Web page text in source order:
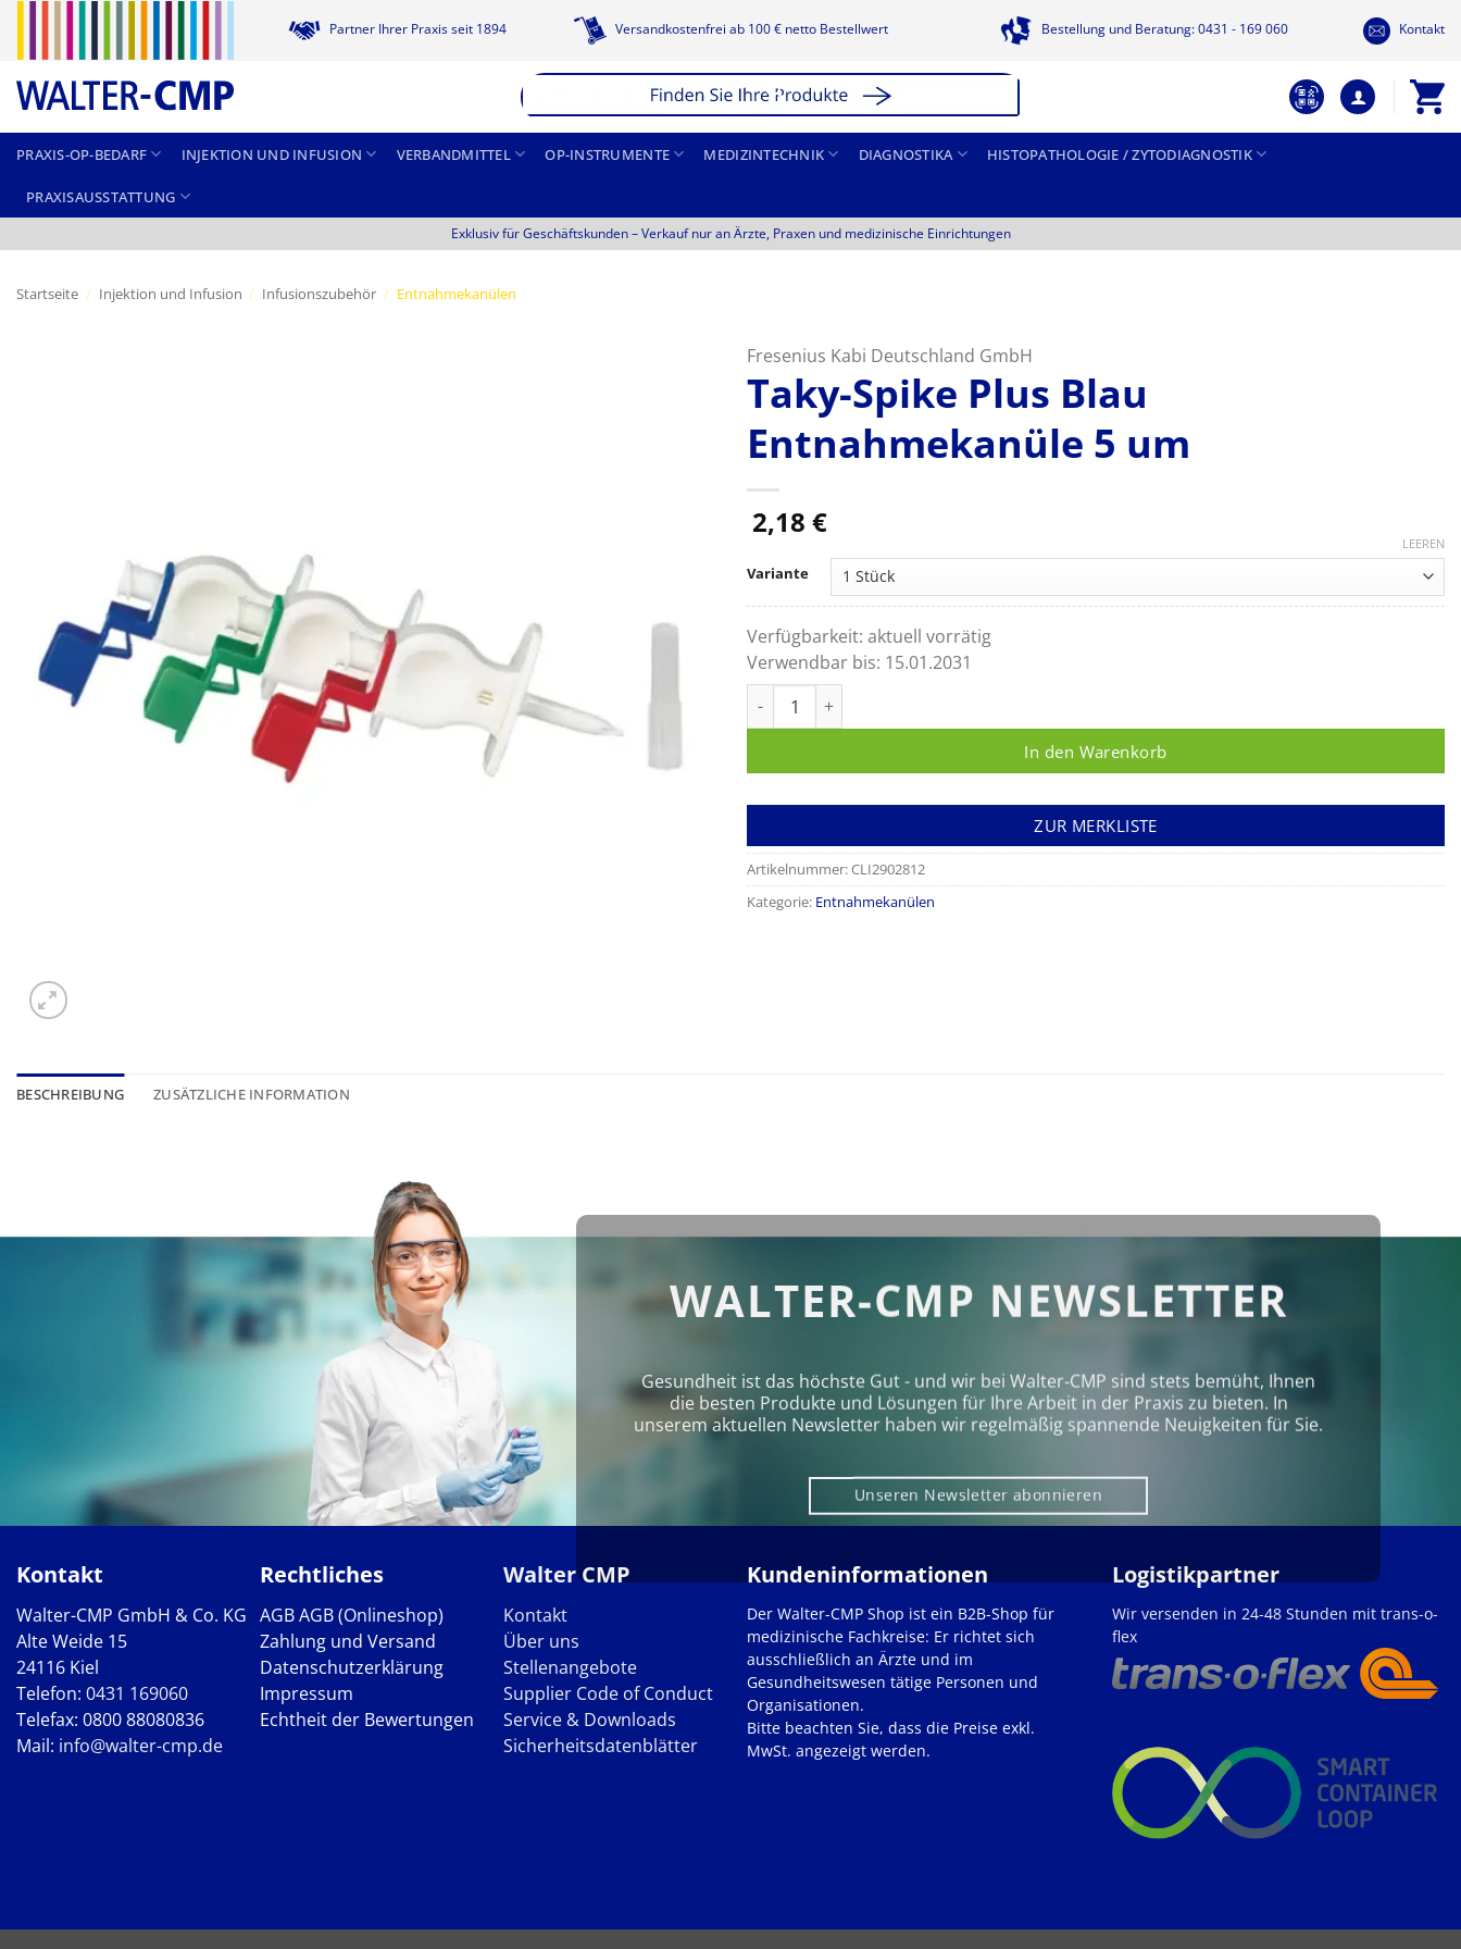
springen
Partner Ihrer Praxis seit 1894 Versandkostenfrei ab 100 € netto Bestellwert Bestellung und Beratung: 0431 - 169 060 Kontakt
PRAXIS-OP-BEDARF INJEKTION UND INFUSION VERBANDMITTEL OP-INSTRUMENTE MEDIZINTECHNIK DIAGNOSTIKA HISTOPATHOLOGIE / ZYTODIAGNOSTIK
PRAXISAUSSTATTUNG
Exklusiv für Geschäftskunden –Verkauf nur an Ärzte, Praxen und medizinische Einrichtungen
Startseite / Injektion und Infusion / Infusionszubehör / Entnahmekanülen
Fresenius Kabi Deutschland GmbH
Taky-Spike Plus Blau
Entnahmekanüle 5 um
2,18 €
Variante
LEEREN
Verfügbarkeit: aktuell vorrätig
Verwendbar bis: 15.01.2031
In den Warenkorb
ZUR MERKLISTE
Artikelnummer:CLI2902812
Kategorie: Entnahmekanülen
BESCHREIBUNG ZUSÄTZLICHE INFORMATION
WALTER-CMP NEWSLETTER
Gesundheit ist das höchste Gut - und wir bei Walter‑CMP sind stets bemüht, Ihnen
die besten Produkte und Lösungen für Ihre Arbeit in der Praxis zu bieten. In
unserem aktuellen Newsletter haben wir regelmäßig spannende Neuigkeiten für Sie.
Unseren Newsletter abonnieren
Kontakt
Walter-CMP GmbH & Co. KG
Alte Weide 15
24116 Kiel
Telefon: 0431 169060
Telefax: 0800 88080836
Mail: info@walter-cmp.de
Rechtliches
AGBAGB (Onlineshop)
Zahlung und Versand
Datenschutzerklärung
Impressum
Echtheit der Bewertungen
Walter CMP
Kontakt
Über uns
Stellenangebote
Supplier Code of Conduct
Service & Downloads
Sicherheitsdatenblätter
Kundeninformationen
Der Walter-CMP Shop ist ein B2B-Shop für
medizinische Fachkreise: Er richtet sich
ausschließlich an Ärzte und im
Gesundheitswesen tätige Personen und
Organisationen.
Bitte beachten Sie, dass die Preise exkl.
MwSt. angezeigt werden.
Logistikpartner
Wir versenden in 24-48 Stunden mit trans-o-
flex